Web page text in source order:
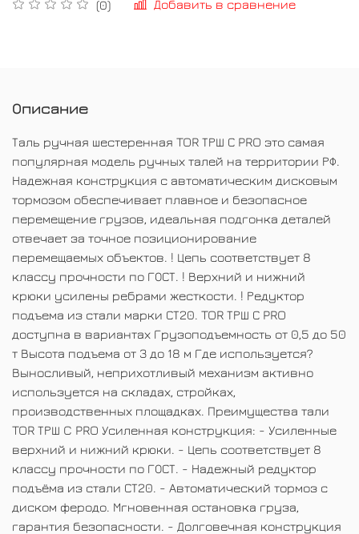
(0) Добавить в сравнение
Описание
Таль ручная шестеренная TOR ТРШ С PRO это самая
популярная модель ручных талей на территории РФ.
Надежная конструкция с автоматическим дисковым
тормозом обеспечивает плавное и безопасное
перемещение грузов, идеальная подгонка деталей
отвечает за точное позиционирование
перемещаемых объектов. ! Цепь соответствует 8
классу прочности по ГОСТ. ! Верхний и нижний
крюки усилены ребрами жесткости. ! Редуктор
подъема из стали марки СТ20. TOR ТРШ С PRO
доступна в вариантах Грузоподъемность от 0,5 до 50
т Высота подъема от 3 до 18 м Где используется?
Выносливый, неприхотливый механизм активно
используется на складах, стройках,
производственных площадках. Преимущества тали
TOR ТРШ C PRO Усиленная конструкция: - Усиленные
верхний и нижний крюки. - Цепь соответствует 8
классу прочности по ГОСТ. - Надежный редуктор
подъёма из стали СТ20. - Автоматический тормоз с
диском феродо. Мгновенная остановка груза,
гарантия безопасности. - Долговечная конструкция